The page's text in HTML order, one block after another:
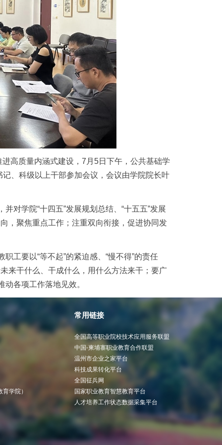
高质量内涵式建设，7月5日下午，公共基础学
、科级以上干部参加会议，会议由学院院长叶
对学院“十四五”发展规划总结、“十五五”发展
，聚焦重点工作；注重双向衔接，促进协同发
工要以“等不起”的紧迫感、“慢不得”的责任
来干什么、干成什么，用什么方法来干；要广
各项工作落地见效。
学院）
常用链接
全国高等职业院校技术应用服务联盟
中国-柬埔寨职业教育合作联盟
温州市企业之家平台
科技成果转化平台
全国征兵网
国家职业教育智慧教育平台
人才培养工作状态数据采集平台